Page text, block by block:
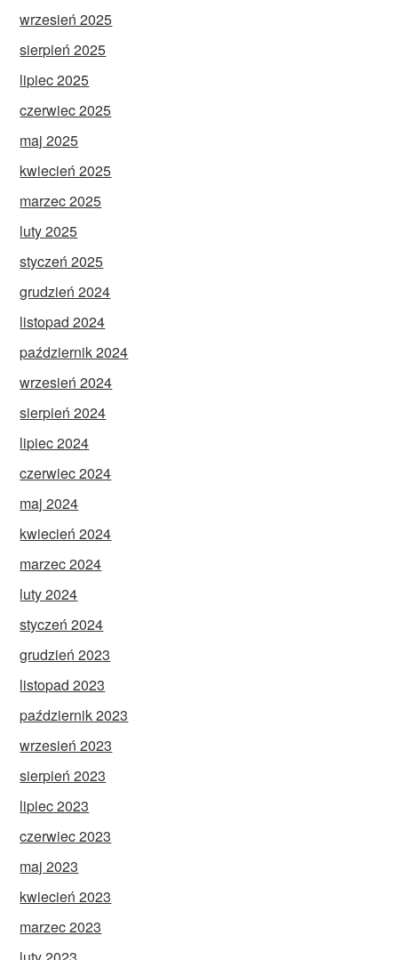
wrzesień 2025
sierpień 2025
lipiec 2025
czerwiec 2025
maj 2025
kwiecień 2025
marzec 2025
luty 2025
styczeń 2025
grudzień 2024
listopad 2024
październik 2024
wrzesień 2024
sierpień 2024
lipiec 2024
czerwiec 2024
maj 2024
kwiecień 2024
marzec 2024
luty 2024
styczeń 2024
grudzień 2023
listopad 2023
październik 2023
wrzesień 2023
sierpień 2023
lipiec 2023
czerwiec 2023
maj 2023
kwiecień 2023
marzec 2023